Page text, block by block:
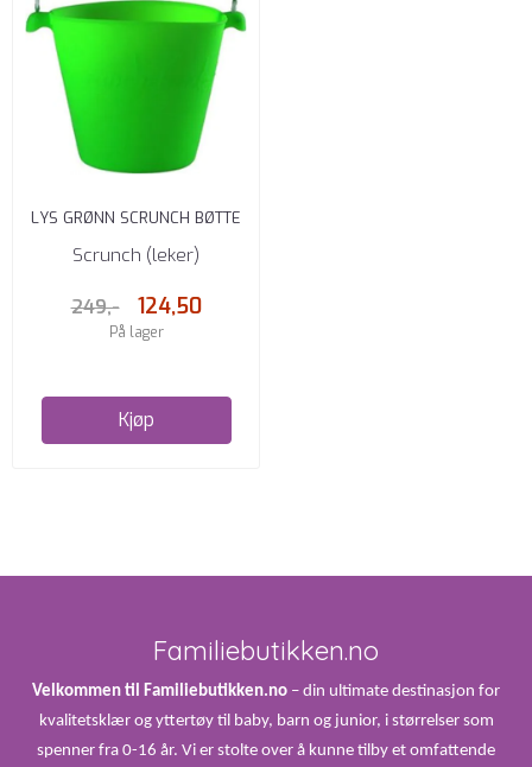
LYS GRØNN SCRUNCH BØTTE
Scrunch (leker)
249,- 124,50
På lager
Kjøp
Familiebutikken.no
Velkommen til Familiebutikken.no – din ultimate destinasjon for
kvalitetsklær og yttertøy til baby, barn og junior, i størrelser som
spenner fra 0-16 år. Vi er stolte over å kunne tilby et omfattende